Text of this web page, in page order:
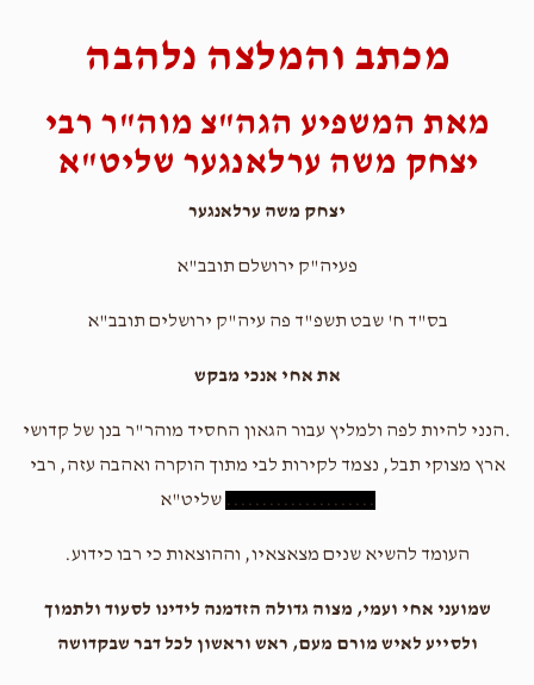
מכתב והמלצה נלהבה
מאת המשפיע הגה"צ מוה"ר רבי
יצחק משה ערלאנגער שליט"א
יצחק משה ערלאנגער
פעיה"ק ירושלם תובב"א
בס"ד ח' שבט תשפ"ד פה עיה"ק ירושלים תובב"א
את אחי אנכי מבקש
.הנני להיות לפה ולמליץ עבור הגאון החסיד מוהר"ר בנן של קדושי
ארץ מצוקי תבל, נצמד לקירות לבי מתוך הוקרה ואהבה עזה, רבי
..................... שליט"א
העומד להשיא שנים מצאצאיו, וההוצאות כי רבו כידוע.
שמועני אחי ועמי, מצוה גדולה הזדמנה לידינו לסעוד ולתמוך
ולסייע לאיש מורם מעם, ראש וראשון לכל דבר שבקדושה